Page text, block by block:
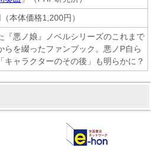
本体価格1,200円）
『悪ノ娘』ノベルシリーズのこれまで
らを綴ったファンブック。悪ノP自ら
キャラクターのその後」も明らかに？